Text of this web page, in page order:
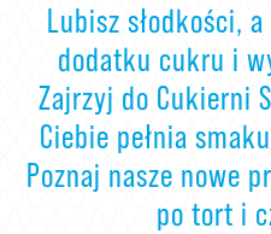
Lubisz słodkości,
dodatku cukru i
Zajrzyj do Cukierni
Ciebie pełnia
Poznaj nasze nowe
po tort i